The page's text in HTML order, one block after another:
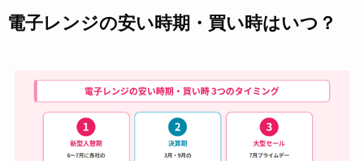
電子レンジの安い時期・買い時はいつ？